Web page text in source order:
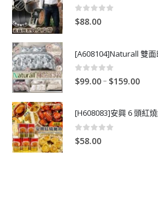
0 out of 5
$88.00
0 out of 5
$99.00– $159.00P
c
[H608083]安興 6 頭紅
0out of 5
$58.00